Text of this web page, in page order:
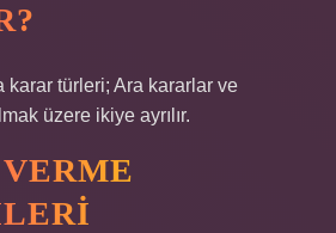
karar türleri; Ara kararlar ve
üzere ikiye ayrılır.